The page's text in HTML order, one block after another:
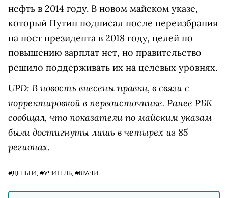
нефть в 2014 году. В новом майском указе,
который Путин подписал после переизбрания
на пост президента в 2018 году, целей по
повышению зарплат нет, но правительство
решило поддерживать их на целевых уровнях.
UPD: В новость внесены правки, в связи с
корректировкой в первоисточнике. Ранее РБК
сообщал, что показатели по майским указам
были достигнуты лишь в четырех из 85
регионах.
#ДЕНЬГИ, #УЧИТЕЛЬ, #ВРАЧИ